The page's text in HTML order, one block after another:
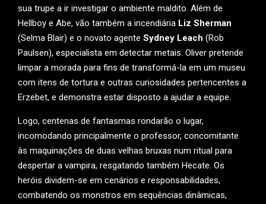
sua trupe a ir investigar o ambiente maldito. Além de
Hellboy e Abe, vão também a incendiária Liz Sherman
(Selma Blair) e o novato agente Sydney Leach (Rob
Paulsen), especialista em detectar metais. Oliver pretende
limpar a morada para fins de transformá-la em um museu
com itens de tortura e outras curiosidades pertencentes a
Erzebet, e demonstra estar disposto a ajudar a equipe.
Logo, centenas de fantasmas rondarão o lugar,
incomodando principalmente o professor, concomitante
às maquinações de duas velhas bruxas num ritual para
despertar a vampira, resgatando também Hecate. Os
heróis dividem-se em cenários e responsabilidades,
combatendo os monstros em sequências dinâmicas,